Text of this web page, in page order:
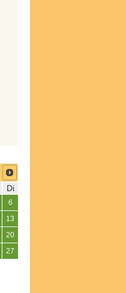
Di
6
13
20
27